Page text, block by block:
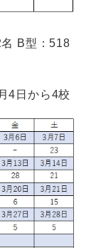
B型：518
4日から4校